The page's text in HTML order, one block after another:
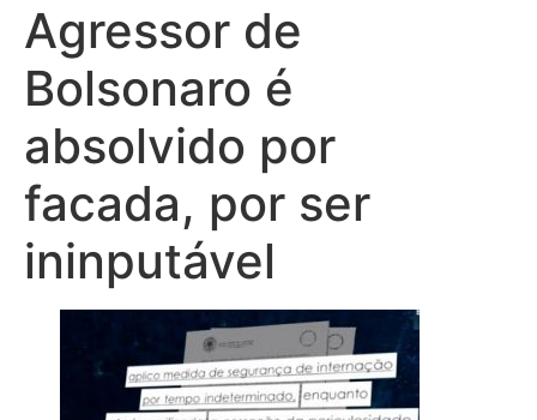
Agressor de
Bolsonaro é
absolvido por
facada, por ser
ininputável